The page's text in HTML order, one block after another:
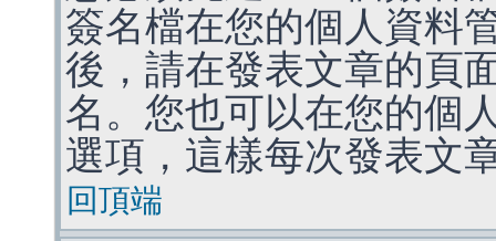
簽名檔在您的個人資料
後，請在發表文章的頁
名。您也可以在您的個
選項，這樣每次發表文
回頂端